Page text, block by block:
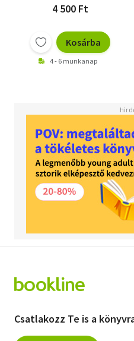
4 500 Ft
Kosárba
4 - 6 munkanap
Csatlakozz Te is a